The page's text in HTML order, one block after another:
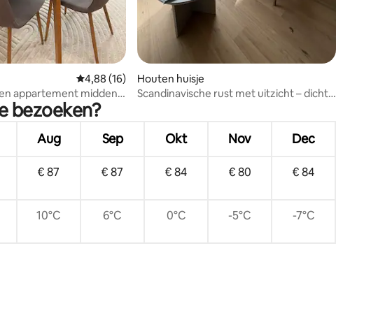
Gemiddelde beoordeling van 4,88 op 5, 16 recensies
4,88 (16)
appartement midden
2 slaapkamers
Houten huisje
Scandinavische rust met uitzicht – dicht
bezoeken?
Aug Sep Okt Nov Dec
€ 87 € 87 € 84 € 80 € 84
10°C 6°C 0°C -5°C -7°C